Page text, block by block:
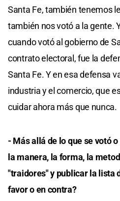
Santa Fe, también tenemos
también nos votó a la gente.
cuando votó al gobierno de
contrato electoral, fue la
Santa Fe. Y en esa defensa
industria y el comercio, que
cuidar ahora más que nunca.
- Más allá de lo que se votó
la manera, la forma, la
"traidores" y publicar la lista
favor o en contra?